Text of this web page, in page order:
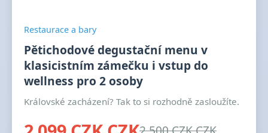
Restaurace a bary
Pětichodové degustační menu v
klasicistním zámečku i vstup do
wellness pro 2 osoby
Královské zacházení? Tak to si rozhodně zasloužíte.